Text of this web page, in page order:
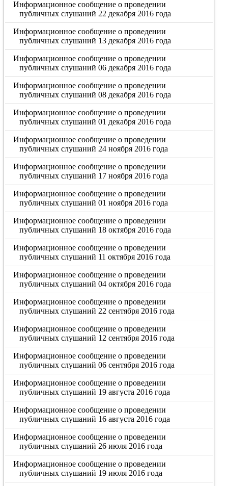
Информационное сообщение о проведении
публичных слушаний 22 декабря 2016 года
Информационное сообщение о проведении
публичных слушаний 13 декабря 2016 года
Информационное сообщение о проведении
публичных слушаний 06 декабря 2016 года
Информационное сообщение о проведении
публичных слушаний 08 декабря 2016 года
Информационное сообщение о проведении
публичных слушаний 01 декабря 2016 года
Информационное сообщение о проведении
публичных слушаний 24 ноября 2016 года
Информационное сообщение о проведении
публичных слушаний 17 ноября 2016 года
Информационное сообщение о проведении
публичных слушаний 01 ноября 2016 года
Информационное сообщение о проведении
публичных слушаний 18 октября 2016 года
Информационное сообщение о проведении
публичных слушаний 11 октября 2016 года
Информационное сообщение о проведении
публичных слушаний 04 октября 2016 года
Информационное сообщение о проведении
публичных слушаний 22 сентября 2016 года
Информационное сообщение о проведении
публичных слушаний 12 сентября 2016 года
Информационное сообщение о проведении
публичных слушаний 06 сентября 2016 года
Информационное сообщение о проведении
публичных слушаний 19 августа 2016 года
Информационное сообщение о проведении
публичных слушаний 16 августа 2016 года
Информационное сообщение о проведении
публичных слушаний 26 июля 2016 года
Информационное сообщение о проведении
публичных слушаний 19 июля 2016 года